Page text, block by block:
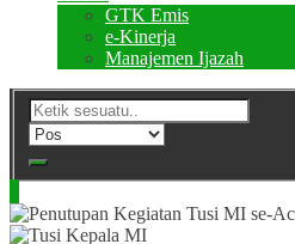
GTK Emis
e-Kinerja
Manajemen Ijazah